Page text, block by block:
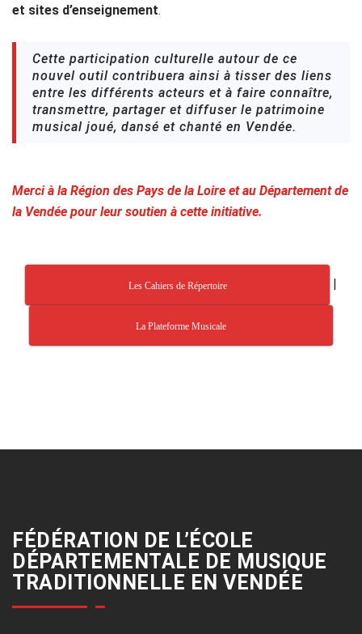
et sites d’enseignement.
Cette participation culturelle autour de ce
nouvel outil contribuera ainsi à tisser des liens
entre les différents acteurs et à faire connaître,
transmettre, partager et diffuser le patrimoine
musical joué, dansé et chanté en Vendée.
Merci à la Région des Pays de la Loire et au Département de
la Vendée pour leur soutien à cette initiative.
Les Cahiers de Répertoire
La Plateforme Musicale
FÉDÉRATION DE L’ÉCOLE
DÉPARTEMENTALE DE MUSIQUE
TRADITIONNELLE EN VENDÉE